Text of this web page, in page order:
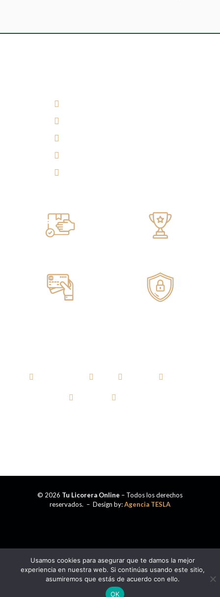
© 2026 Tu Licorera Online – Todos los derechos
reservados. – Design by:Agencia TESLA
Usamos cookies para asegurar que te damos la mejor
experiencia en nuestra web. Si continúas usando este sitio,
asumiremos que estás de acuerdo con ello.
OK